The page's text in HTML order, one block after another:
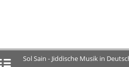
Sol Sain - Jiddische Musik in